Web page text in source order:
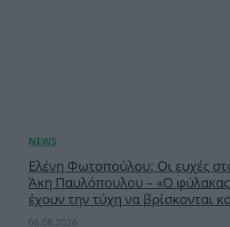
Ελένη Φωτοπούλου: Οι ευχές
Άκη Παυλόπουλου – «Ο
έχουν την τύχη να βρίσκονται
06.08.2026